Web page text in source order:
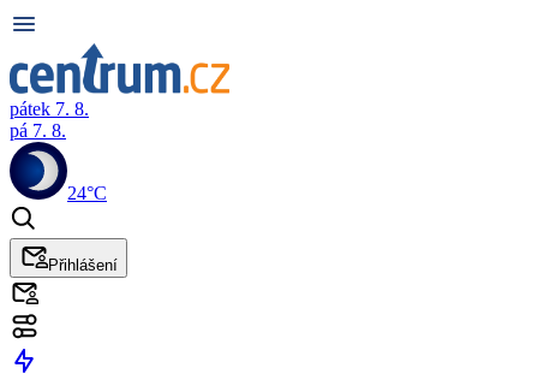
pátek 7. 8.
pá 7. 8.
24°C
Přihlášení